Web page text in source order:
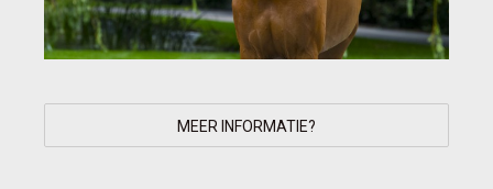
MEER INFORMATIE?